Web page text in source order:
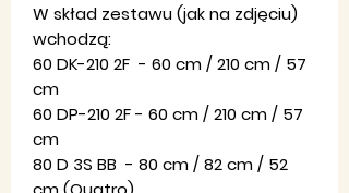
W skład zestawu (jak na zdjęciu)
wchodzą:
60 DK-210 2F - 60 cm / 210 cm / 57
cm
60 DP-210 2F - 60 cm / 210 cm / 57
cm
80 D 3S BB - 80 cm / 82 cm / 52